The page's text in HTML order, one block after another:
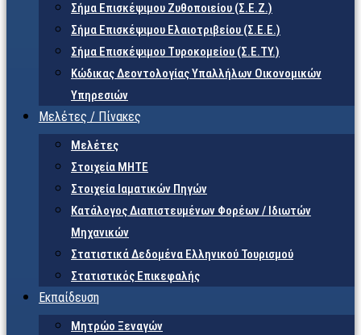
Σήμα Επισκέψιμου Ζυθοποιείου (Σ.Ε.Ζ.)
Σήμα Επισκέψιμου Ελαιοτριβείου (Σ.Ε.Ε.)
Σήμα Επισκέψιμου Τυροκομείου (Σ.Ε.TY.)
Κώδικας Δεοντολογίας Υπαλλήλων Οικονομικών
Υπηρεσιών
Μελέτες / Πίνακες
Μελέτες
Στοιχεία ΜΗΤΕ
Στοιχεία Ιαματικών Πηγών
Κατάλογος Διαπιστευμένων Φορέων / Ιδιωτών
Μηχανικών
Στατιστικά Δεδομένα Ελληνικού Τουρισμού
Στατιστικός Επικεφαλής
Εκπαίδευση
Μητρώο Ξεναγών